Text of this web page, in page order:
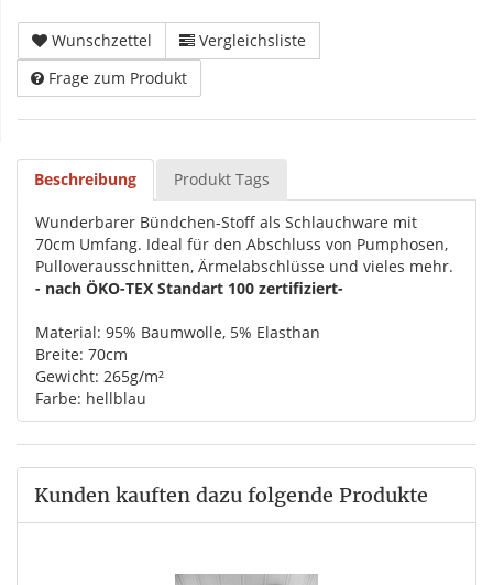
Wunschzettel
Vergleichsliste
Frage zum Produkt
Beschreibung Produkt Tags
Wunderbarer Bündchen-Stoff als Schlauchware mit
70cm Umfang. Ideal für den Abschluss von Pumphosen,
Pulloverausschnitten, Ärmelabschlüsse und vieles mehr.
- nach ÖKO-TEX Standart 100 zertifiziert-
Material: 95% Baumwolle, 5% Elasthan
Breite: 70cm
Gewicht: 265g/m²
Farbe: hellblau
Kunden kauften dazu folgende Produkte